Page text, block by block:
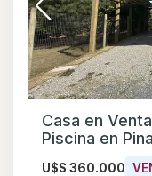
Casa en
Piscina en
U$S 360.000